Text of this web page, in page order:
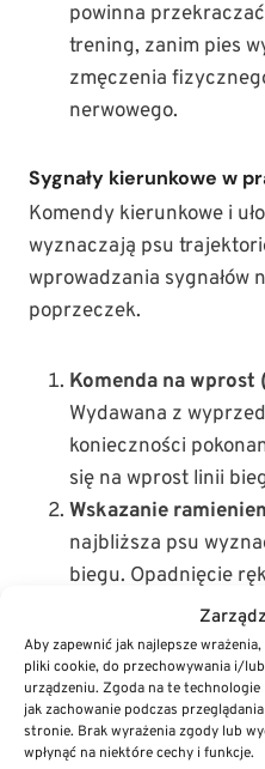
Aby zapewnić jak najlepsze
pliki cookie, do przechowywania i/
urządzeniu. Zgoda na te
jak zachowanie podczas
stronie. Brak wyrażenia zgody lub
wpłynąć na niektóre cechy i funkcje.
powinna
trening, zanim pies
zmęczenia
nerwowego.
Sygnały kierunkowe w
Komendy kierunkowe i
wyznaczają psu
wprowadzania sygnałów
poprzeczek.
Komenda na wprost
Wydawana z
konieczności
się na wprost linii
Wskazanie
najbliższa psu
biegu. Opadnięcie
naturalny sygnał do
zakrętem.
Ciasny skręt (np.
klatki piersiowej
połączony z